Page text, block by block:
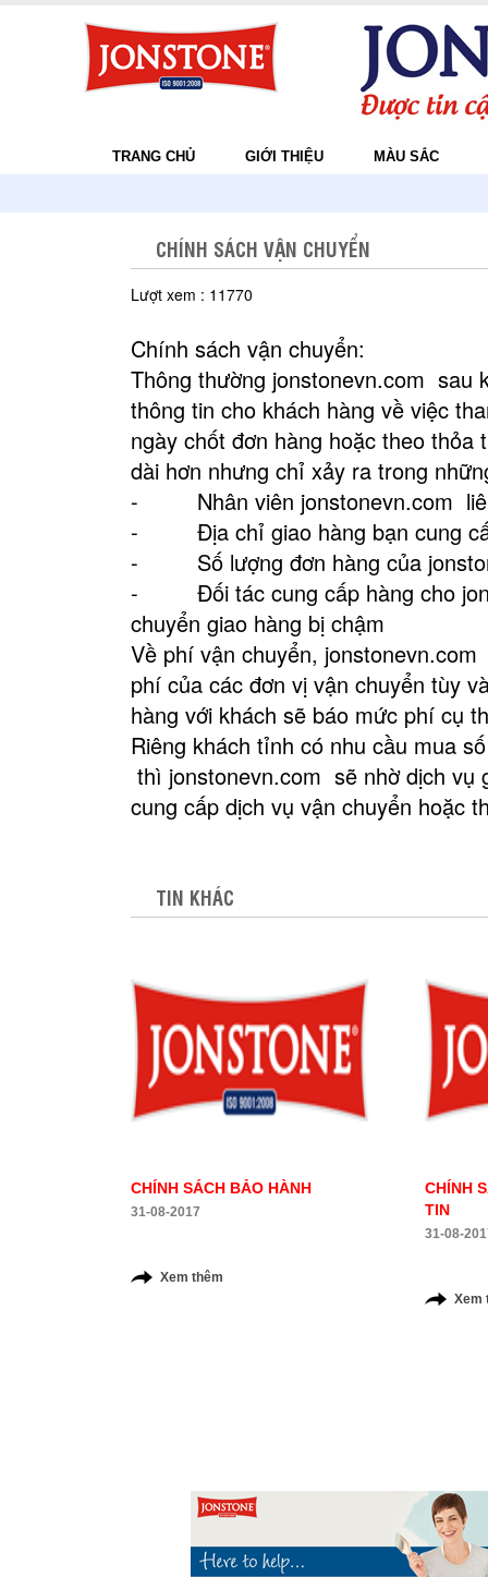
TRANG CHỦ GIỚI THIỆU MÀU SẮC
CHÍNH SÁCH VẬN CHUYỂN
Lượt xem : 11770
Chính sách vận chuyển:
Thông thường jonstonevn.com sau
thông tin cho khách hàng về việc
ngày chốt đơn hàng hoặc theo thỏa
dài hơn nhưng chỉ xảy ra trong
- Nhân viên jonstonevn.com liên
- Địa chỉ giao hàng bạn cung
- Số lượng đơn hàng của
- Đối tác cung cấp hàng cho
chuyển giao hàng bị chậm
Về phí vận chuyển,
phí của các đơn vị vận chuyển tùy
hàng với khách sẽ báo mức phí cụ
Riêng khách tỉnh có nhu cầu mua
thì jonstonevn.com sẽ nhờ dịch vụ
cung cấp dịch vụ vận chuyển hoặc
TIN KHÁC
CHÍNH SÁCH BẢO HÀNH
31-08-2017
Xem thêm
CHÍNH
TIN
31-08-
Xem